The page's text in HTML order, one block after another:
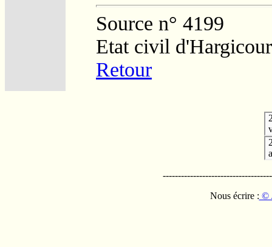
Source n° 4199
Etat civil
Retour
Nous écrire : ©